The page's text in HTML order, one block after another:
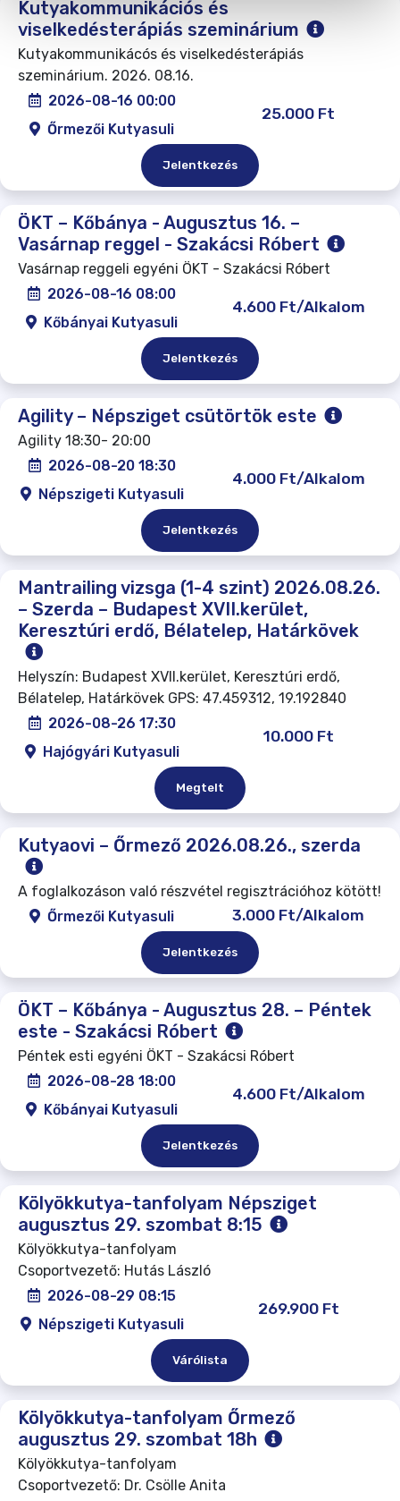
Kutyakommunikációs és
viselkedésterápiás szeminárium
Kutyakommunikácós és viselkedésterápiás
szeminárium. 2026. 08.16.
2026-08-16 00:00
Őrmezői Kutyasuli
25.000 Ft
Jelentkezés
ÖKT – Kőbánya - Augusztus 16. –
Vasárnap reggel - Szakácsi Róbert
Vasárnap reggeli egyéni ÖKT - Szakácsi Róbert
2026-08-16 08:00
Kőbányai Kutyasuli
4.600 Ft/Alkalom
Jelentkezés
Agility – Népsziget csütörtök este
Agility 18:30- 20:00
2026-08-20 18:30
Népszigeti Kutyasuli
4.000 Ft/Alkalom
Jelentkezés
Mantrailing vizsga (1-4 szint) 2026.08.26.
– Szerda – Budapest XVII.kerület,
Keresztúri erdő, Bélatelep, Határkövek
Helyszín: Budapest XVII.kerület, Keresztúri erdő,
Bélatelep, Határkövek GPS: 47.459312, 19.192840
2026-08-26 17:30
Hajógyári Kutyasuli
10.000 Ft
Megtelt
Kutyaovi – Őrmező 2026.08.26., szerda
A foglalkozáson való részvétel regisztrációhoz kötött!
Őrmezői Kutyasuli
3.000 Ft/Alkalom
Jelentkezés
ÖKT – Kőbánya - Augusztus 28. – Péntek
este - Szakácsi Róbert
Péntek esti egyéni ÖKT - Szakácsi Róbert
2026-08-28 18:00
Kőbányai Kutyasuli
4.600 Ft/Alkalom
Jelentkezés
Kölyökkutya-tanfolyam Népsziget
augusztus 29. szombat 8:15
Kölyökkutya-tanfolyam
Csoportvezető: Hutás László
2026-08-29 08:15
Népszigeti Kutyasuli
269.900 Ft
Várólista
Kölyökkutya-tanfolyam Őrmező
augusztus 29. szombat 18h
Kölyökkutya-tanfolyam
Csoportvezető: Dr. Csölle Anita